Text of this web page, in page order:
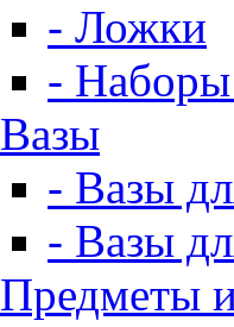
- Ложки
- Наборы
Вазы
- Вазы
- Вазы
Предметы